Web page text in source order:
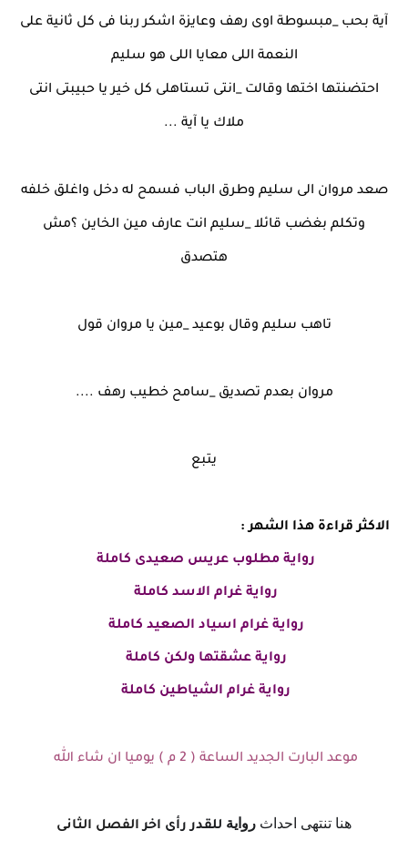
آية بحب _مبسوطة اوى رهف وعايزة اشكر ربنا فى كل ثانية على
النعمة اللى معايا اللى هو سليم
احتضنتها اختها وقالت _انتى تستاهلى كل خير يا حبيبتى انتى
ملاك يا آية ...
صعد مروان الى سليم وطرق الباب فسمح له دخل واغلق خلفه
وتكلم بغضب قائلا _سليم انت عارف مين الخاين ؟مش
هتصدق
تاهب سليم وقال بوعيد _مين يا مروان قول
مروان بعدم تصديق _سامح خطيب رهف ....
يتبع
الاكثر قراءة هذا الشهر :
رواية مطلوب عريس صعيدى كاملة
رواية غرام الاسد كاملة
رواية غرام اسياد الصعيد كاملة
رواية عشقتها ولكن كاملة
رواية غرام الشياطين كاملة
موعد البارت الجديد الساعة ( 2 م ) يوميا ان شاء الله
هنا تنتهى احداث رواية للقدر رأى اخرالفصل الثانى